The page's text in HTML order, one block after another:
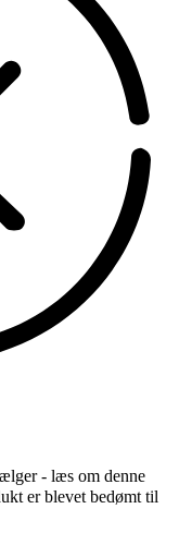
- læs om denne
er blevet bedømt til